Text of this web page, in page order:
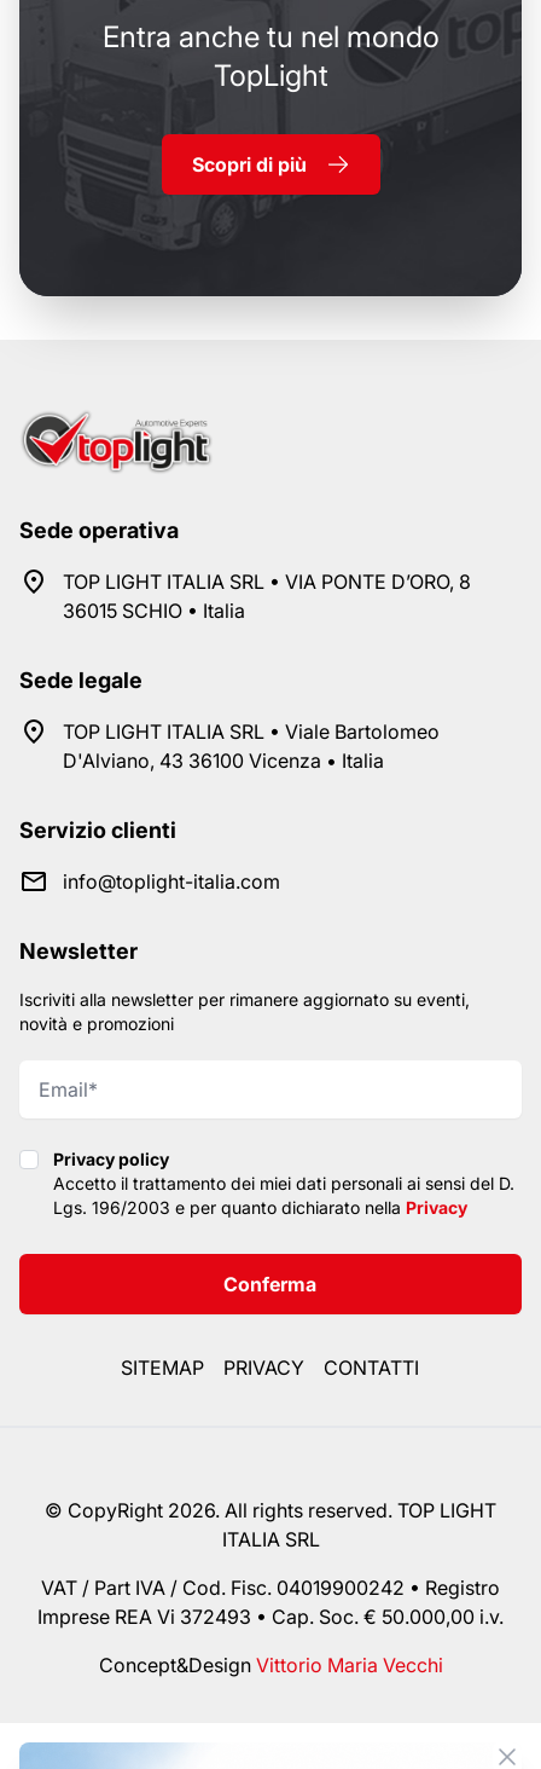
Entra anche tu nel mondo
TopLight
Scopri di più
Sede operativa
TOP LIGHT ITALIA SRL • VIA PONTE D’ORO, 8
36015 SCHIO • Italia
Sede legale
TOP LIGHT ITALIA SRL • Viale Bartolomeo
D'Alviano, 43 36100 Vicenza • Italia
Servizio clienti
info@toplight-italia.com
Newsletter
Iscriviti alla newsletter per rimanere aggiornato su eventi,
novità e promozioni
Privacy policy
Privacy policy
Accetto il trattamento dei miei dati personali ai sensi del D.
Lgs. 196/2003 e per quanto dichiarato nella Privacy
Conferma
SITEMAP PRIVACY CONTATTI
© CopyRight 2026. All rights reserved. TOP LIGHT
ITALIA SRL
VAT / Part IVA / Cod. Fisc. 04019900242 • Registro
Imprese REA Vi 372493 • Cap. Soc. € 50.000,00 i.v.
Concept&Design Vittorio Maria Vecchi